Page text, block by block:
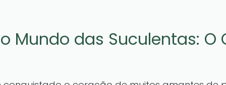
Mundo das Suculentas: O